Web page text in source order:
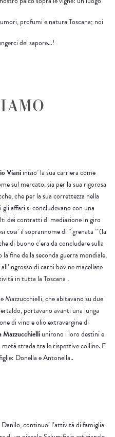
profumi e natura Toscana; noi
del sapore…!
Vianiinizio’ la sua carriera come
sul mercato, sia per la sua rigorosa
che per la sua correttezza nella
affari si concludevano con una
dei contratti di mediazione in giro
cosi’ il soprannome di ” grenata ” (la
di buono c’era da concludere sulla
la fine della seconda guerra mondiale,
di carni bovine macellate
in tutta la Toscana .
Mazzucchielli, che abitavano su due
portavano avanti una lunga
di vino e olio extravergine di
Mazzucchielliunirono i loro destini e
strada tra le rispettive colline. E
Donella e Antonella..
continuo’ l’attività di famiglia